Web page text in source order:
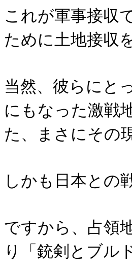
これが軍事接収
ために土地接収
当然、彼らにと
にもなった激戦
た、まさにその
しかも日本との
ですから、占領
り「銃剣とブル